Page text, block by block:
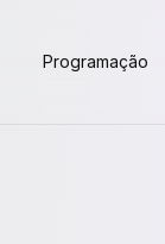
Programação